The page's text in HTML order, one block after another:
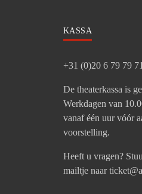
KASSA
+31 (0)20 6 79 79 71
De theaterkassa is
Werkdagen van
vanaf één uur vóór
voorstelling.
Heeft u vragen?
mailtje naar